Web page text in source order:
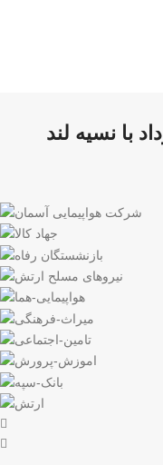
با نسیه لند